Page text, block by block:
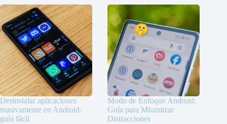
Desinstalar aplicaciones
masivamente en Android:
guía fácil
Modo de Enfoque Android:
Guía para Minimizar
Distracciones